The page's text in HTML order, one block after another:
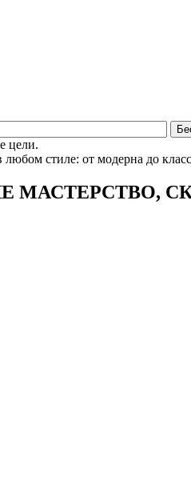
цели.
стиле: от модерна до
МАСТЕРСТВО,